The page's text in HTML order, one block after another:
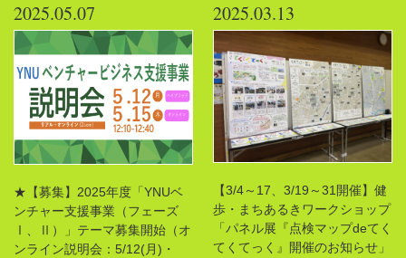
2025.05.07
★【募集】2025年度「YNUベ
ンチャー支援事業（フェーズ
Ⅰ、Ⅱ）」テーマ募集開始（オ
ンライン説明会：5/12(月)・
2025.03.13
【3/4～17、3/19～31開催】健
歩・まちあるきワークショップ
「パネル展『点検マップdeてく
てくてっく』開催のお知らせ」